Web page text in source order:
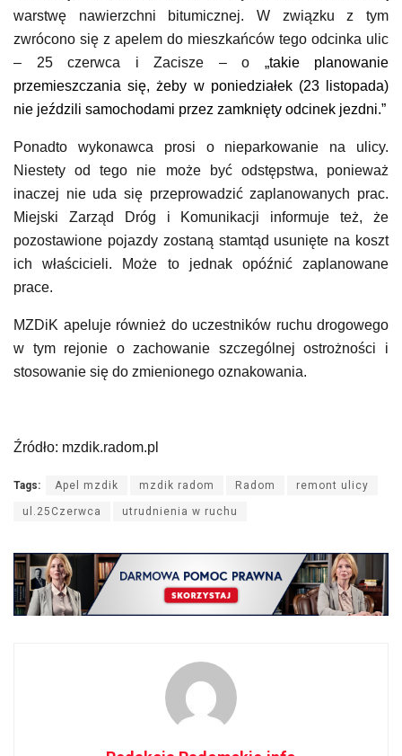
warstwę nawierzchni bitumicznej. W związku z tym
zwrócono się z apelem do mieszkańców tego odcinka ulic
– 25 czerwca i Zacisze – o „takie planowanie
przemieszczania się, żeby w poniedziałek (23 listopada)
nie jeździli samochodami przez zamknięty odcinek jezdni.”
Ponadto wykonawca prosi o nieparkowanie na ulicy.
Niestety od tego nie może być odstępstwa, ponieważ
inaczej nie uda się przeprowadzić zaplanowanych prac.
Miejski Zarząd Dróg i Komunikacji informuje też, że
pozostawione pojazdy zostaną stamtąd usunięte na koszt
ich właścicieli. Może to jednak opóźnić zaplanowane
prace.
MZDiK apeluje również do uczestników ruchu drogowego
w tym rejonie o zachowanie szczególnej ostrożności i
stosowanie się do zmienionego oznakowania.
Źródło: mzdik.radom.pl
Tags: Apel mzdik mzdik radom Radom remont ulicy
ul.25Czerwca utrudnienia w ruchu